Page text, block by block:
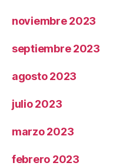
noviembre 2023
septiembre 2023
agosto 2023
julio 2023
marzo 2023
febrero 2023